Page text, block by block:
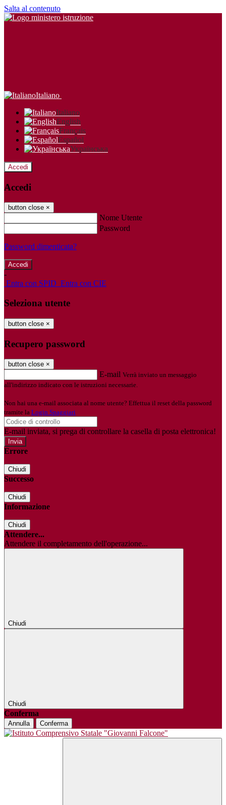
Salta al contenuto
Italiano
Italiano
English
Français
Español
Українська
Accedi
Accedi
button close ×
Nome Utente
Password
Password dimenticata?
-
Entra con SPID Entra con CIE
Seleziona utente
button close ×
Recupero password
button close ×
E-mail Verrà inviato un messaggio
all'indirizzo indicato con le istruzioni necessarie.
Non hai una e-mail associata al nome utente? Effettua il reset della password
tramite la Login Spaggiari
E-mail inviata, si prega di controllare la casella di posta elettronica!
Errore
Chiudi
Successo
Chiudi
Informazione
Chiudi
Attendere...
Attendere il completamento dell'operazione...
Chiudi
Chiudi
Conferma
Annulla Conferma